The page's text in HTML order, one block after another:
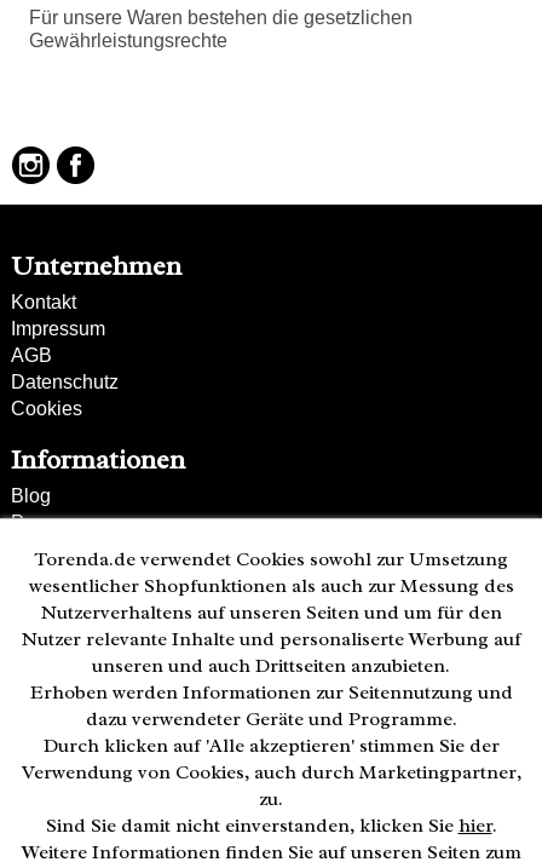
Für unsere Waren bestehen die gesetzlichen
Gewährleistungsrechte
Unternehmen
Kontakt
Impressum
AGB
Datenschutz
Cookies
Informationen
Blog
Presse
Partner
Versand und Zahlung
Bestellung wiederrufen
Kunden-Hotline
(040) 244 249-49
Mo - Fr 08:00 - 18:00
Zahlweisen:
Torenda.de verwendet Cookies sowohl zur Umsetzung
wesentlicher Shopfunktionen als auch zur Messung des
Nutzerverhaltens auf unseren Seiten und um für den
Nutzer relevante Inhalte und personaliserte Werbung auf
unseren und auch Drittseiten anzubieten.
Erhoben werden Informationen zur Seitennutzung und
dazu verwendeter Geräte und Programme.
Durch klicken auf 'Alle akzeptieren' stimmen Sie der
Verwendung von Cookies, auch durch Marketingpartner,
zu.
Sind Sie damit nicht einverstanden, klicken Sie hier.
Weitere Informationen finden Sie auf unseren Seiten zum